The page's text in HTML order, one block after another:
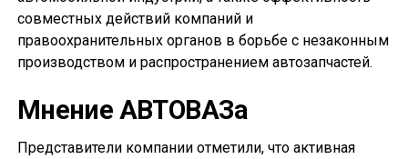
совместных действий компаний и
правоохранительных органов в борьбе с незаконным
производством и распространением автозапчастей.
Мнение АВТОВАЗа
Представители компании отметили, что активная